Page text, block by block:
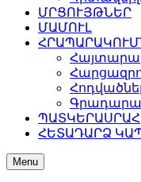
ՄՐՑՈՒՅԹՆԵՐ
ՄԱՄՈՒԼ
ՊԱՏԿԵՐԱՍՐԱՀ
ՀԵՏԱԴԱՐՁ
Menu